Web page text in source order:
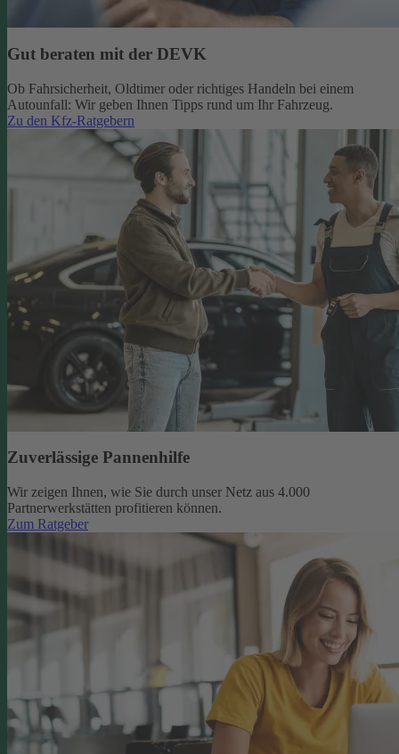
Gut beraten mit der DEVK
Ob Fahrsicherheit, Oldtimer oder richtiges Handeln bei einem
Autounfall: Wir geben Ihnen Tipps rund um Ihr Fahrzeug.
Zu den Kfz-Ratgebern
Zuverlässige Pannenhilfe
Wir zeigen Ihnen, wie Sie durch unser Netz aus 4.000
Partnerwerkstätten profitieren können.
Zum Ratgeber